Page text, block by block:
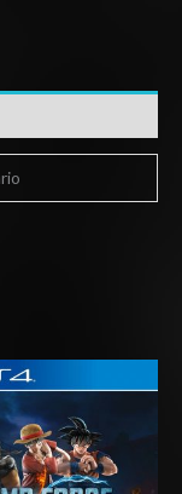
Rango
de
desde
$27.03
hasta
$42.03